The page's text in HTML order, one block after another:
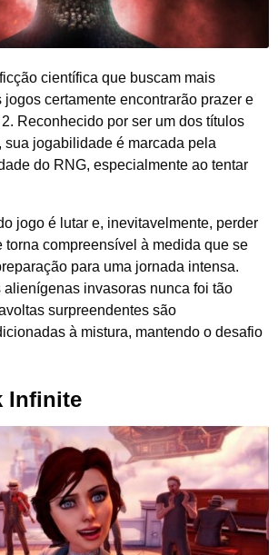
científica que buscam mais
jogos certamente encontrarão prazer e
Reconhecido por ser um dos títulos
sua jogabilidade é marcada pela
do RNG, especialmente ao tentar
jogo é lutar e, inevitavelmente, perder
torna compreensível à medida que se
para uma jornada intensa.
alienígenas invasoras nunca foi tão
surpreendentes são
à mistura, mantendo o desafio
Infinite